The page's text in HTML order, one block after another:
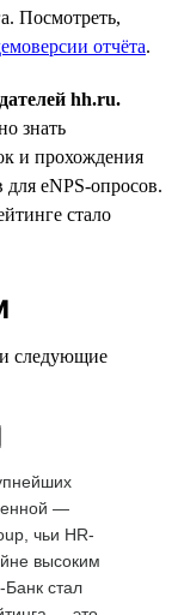
Посмотреть,
отчёта.
hh.ru.
знать
и прохождения
eNPS-опросов.
стало
следующие
—
чьи HR-
высоким
стал